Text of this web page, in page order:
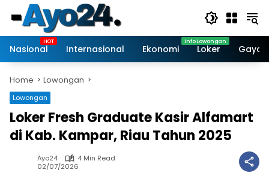
content
Nasional
Internasional Ekonomi Loker Gaya
Home Lowongan
Lowongan
Loker Fresh Graduate Kasir Alfamart
di Kab. Kampar, Riau Tahun 2025
Ayo24
4 Min Read
02/07/2026